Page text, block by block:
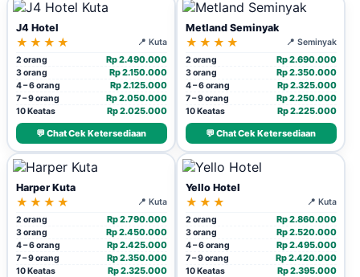
J4 Hotel
★★★★
📍 Kuta
2 orang
Rp 2.490.000
3 orang Rp 2.150.000
4 – 6 orang Rp 2.125.000
7 – 9 orang Rp 2.050.000
10 Keatas
Rp 2.025.000
💬 Chat Cek Ketersediaan
Metland Seminyak
★★★★
📍 Seminyak
2 orang
Rp 2.690.000
3 orang Rp 2.350.000
4 – 6 orang Rp 2.325.000
7 – 9 orang Rp 2.250.000
10 Keatas
Rp 2.225.000
💬 Chat Cek Ketersediaan
Harper Kuta
★★★★
📍 Kuta
2 orang
Rp 2.790.000
3 orang Rp 2.450.000
4 – 6 orang Rp 2.425.000
7 – 9 orang Rp 2.350.000
10 Keatas
Rp 2.325.000
Yello Hotel
★★★
📍 Kuta
2 orang
Rp 2.860.000
3 orang Rp 2.520.000
4 – 6 orang Rp 2.495.000
7 – 9 orang Rp 2.420.000
10 Keatas
Rp 2.395.000